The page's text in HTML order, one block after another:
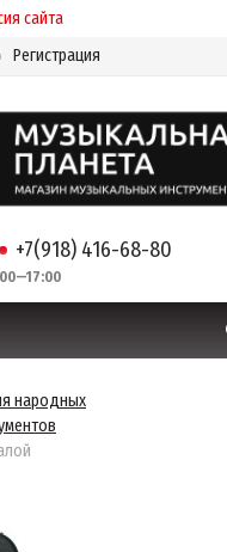
сайта
Регистрация
+7(918) 416-68-80
народных